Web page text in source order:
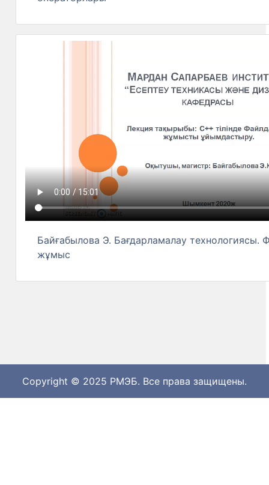
Байғабылова Э. Бағдарламалау технологиясы.
жұмыс
Copyright © 2025 РМЭБ. Все права защищены.